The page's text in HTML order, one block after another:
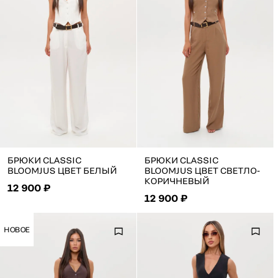
БРЮКИ CLASSIC
BLOOMJUS ЦВЕТ БЕЛЫЙ
12 900 ₽
БРЮКИ CLASSIC
BLOOMJUS ЦВЕТ СВЕТЛО-
КОРИЧНЕВЫЙ
12 900 ₽
НОВОЕ